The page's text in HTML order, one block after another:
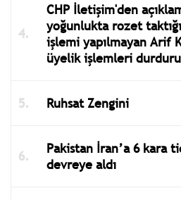
CHP İletişim'den
yoğunlukta rozet
işlemi yapılmayan Arif
üyelik işlemleri
Ruhsat Zengini
Pakistan İran’a 6 kara
devreye aldı